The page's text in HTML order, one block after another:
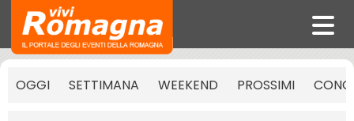
OGGI SETTIMANA WEEKEND PROSSIMI